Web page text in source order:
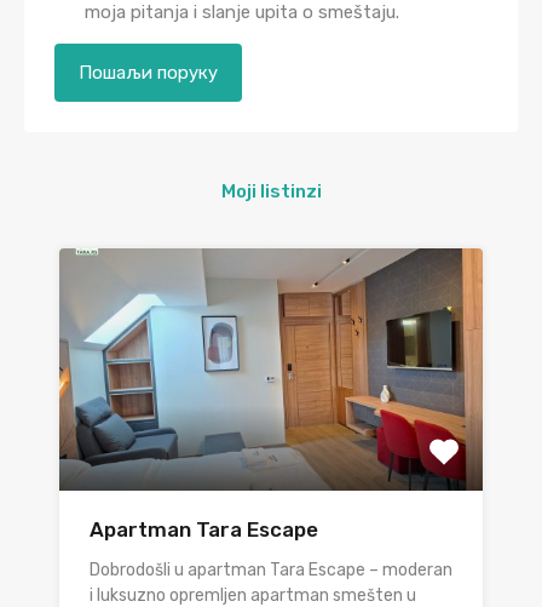
moja pitanja i slanje upita o smeštaju.
Moji listinzi
Apartman Tara Escape
Dobrodošli u apartman Tara Escape – moderan
i luksuzno opremljen apartman smešten u